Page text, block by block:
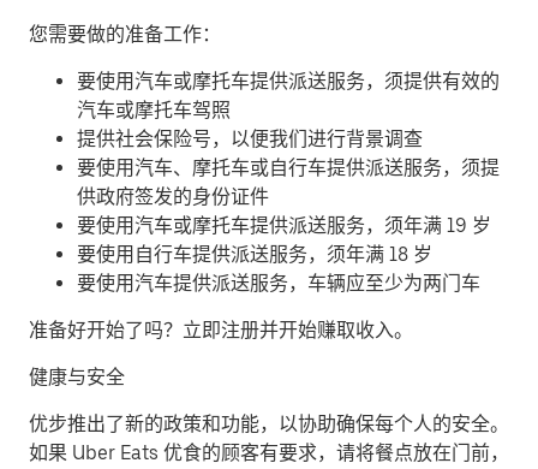
您需要做的准备工作：
要使用汽车或摩托车提供派送服务，须提供有效的
汽车或摩托车驾照
提供社会保险号，以便我们进行背景调查
要使用汽车、摩托车或自行车提供派送服务，须提
供政府签发的身份证件
要使用汽车或摩托车提供派送服务，须年满 19 岁
要使用自行车提供派送服务，须年满 18 岁
要使用汽车提供派送服务，车辆应至少为两门车
准备好开始了吗？立即注册并开始赚取收入。
健康与安全
优步推出了新的政策和功能，以协助确保每个人的安全。
如果 Uber Eats 优食的顾客有要求，请将餐点放在门前，